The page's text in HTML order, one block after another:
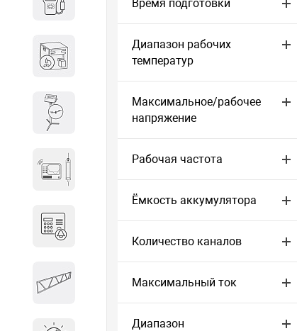
оборудование
Атомно-эмиссионные
спектрометры
Гидроакустическое
оборудование
Время подготовки
Диапазон рабочих
температур
Максимальное/рабочее
напряжение
Рабочая частота
Ёмкость аккумулятора
Количество каналов
Максимальный ток
Диапазон